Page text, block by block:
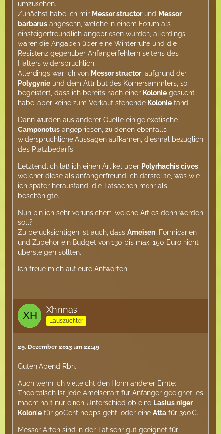
umzusehen.
Zunächst habe ich mir Messor structorund Messor
barbarus angesehn, welche in einem Forum als
einsteigerfreundlich angepriesen wurden, allerdings
waren die Angaben über eine Winterruhe und die
Resistenz gegenüber Anfängerfehlern seitens des
Halters widersprüchlich.
Allerdings war ich von Messor structor, aufgrund der
Polygynie und dem Attribut des Körnersammlers, so
begeistert, dass ich bereits nach einer Kolonie gesucht
habe, aber keine zum Verkauf stehende Kolonie fand.
Dann wurden aus anderer Quelle einige exotische
Camponotus angepriesen, zu denen ebenfalls
widersprüchliche Aussagen aufkamen, diesmal bezüglich
des Platzbedarfs.
Letztendlich laß ich einen Artikel über Polyrhachis dives
welcher diese als anfängerfreundlich darstellte, was wie
ich später herausfand, die Tatsachen mehr als
beschönigte.
Nun bin ich sehr verunsichert, welche Art es denn werden
soll?
Zu berücksichtigen ist auch, dass Ameisen , Formicarien
und Zubehör ein Budget von 130 bis max. 150 Euro nicht
übersteigen sollten.
Ich freue mich auf eure Antworten.
Xhnnas
Lauszüchter
29. Dezember 2013 um 22:49
Guten Abend Rbn.
Auch wenn ich vielleicht den Hohn anderer Ernte:
Theoretisch ist jede Ameisenart für Anfänger geeignet, es
macht halt nur einen Unterschied ob eine Lasius niger
Kolonie für 90Cent hopps geht, oder eine Atta für 300€.
Messor Arten sind in der Tat sehr gut geeignet für